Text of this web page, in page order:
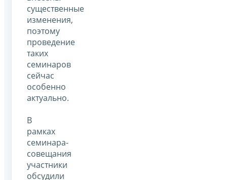
существенные
изменения,
поэтому
проведение
таких
семинаров
сейчас
особенно
актуально.
В
рамках
семинара-
совещания
участники
обсудили